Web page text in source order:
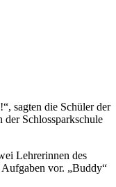
sagten die Schüler der
der Schlossparkschule
Lehrerinnen des
vor. „Buddy“